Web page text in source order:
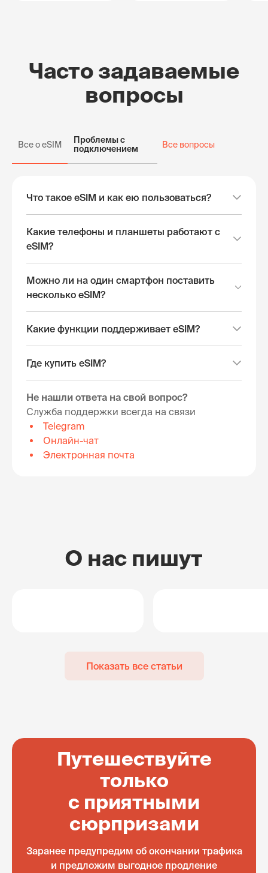
Часто задаваемые
вопросы
Все о eSIM
Проблемы с
подключением
Все вопросы
Что такое eSIM и как ею пользоваться?
Какие телефоны и планшеты работают с
eSIM?
Можно ли на один смартфон поставить
несколько eSIM?
Какие функции поддерживает eSIM?
Где купить eSIM?
Не нашли ответа на свой вопрос?
Служба поддержки всегда на связи
Telegram
Онлайн-чат
Электронная почта
О нас пишут
Показать все статьи
Путешествуйте
только
с приятными
сюрпризами
Заранее предупредим об окончании трафика
и предложим выгодное продление